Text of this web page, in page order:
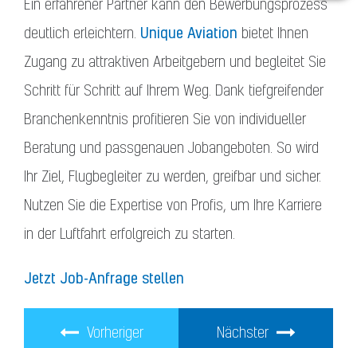
Ein erfahrener Partner kann den Bewerbungsprozess
deutlich erleichtern. Unique Aviation bietet Ihnen
Zugang zu attraktiven Arbeitgebern und begleitet Sie
Schritt für Schritt auf Ihrem Weg. Dank tiefgreifender
Branchenkenntnis profitieren Sie von individueller
Beratung und passgenauen Jobangeboten. So wird
Ihr Ziel, Flugbegleiter zu werden, greifbar und sicher.
Nutzen Sie die Expertise von Profis, um Ihre Karriere
in der Luftfahrt erfolgreich zu starten.
Jetzt Job-Anfrage stellen
Vorheriger Nächster